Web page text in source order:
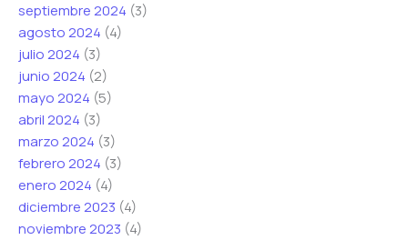
septiembre 2024 (3)
agosto 2024 (4)
julio 2024 (3)
junio 2024 (2)
mayo 2024 (5)
abril 2024 (3)
marzo 2024 (3)
febrero 2024 (3)
enero 2024 (4)
diciembre 2023 (4)
noviembre 2023 (4)